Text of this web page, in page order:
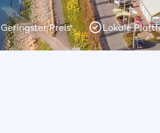
Geringster Preis Lokale